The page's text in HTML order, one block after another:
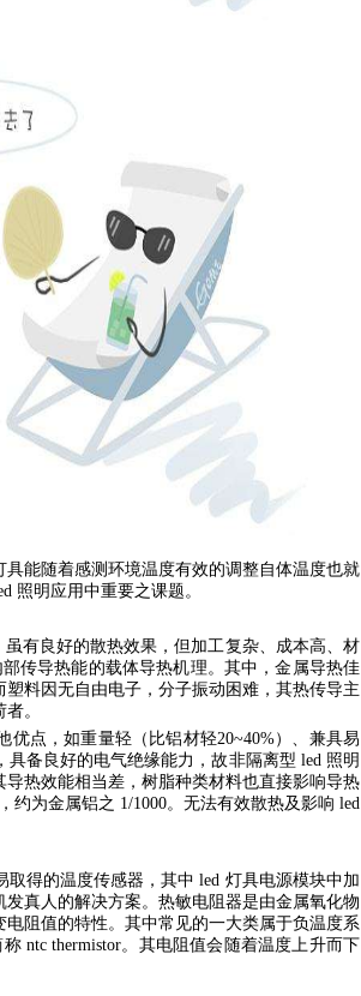
能随着感测环境温度有效的调整自体温度也就
照明应用中重要之课题。
有良好的散热效果，但加工复杂、成本高、材
传导热能的载体导热机理。其中，金属导热佳
料因无自由电子，分子振动困难，其热传导主
。
点，如重量轻（比铝材轻20~40%）、兼具易
备良好的电气绝缘能力，故非隔离型 led 照明
热效能相当差，树脂种类材料也直接影响导热
约为金属铝之 1/1000。无法有效散热及影响 led
得的温度传感器，其中 led 灯具电源模块中加
真人的解决方案。热敏电阻器是由金属氧化物
阻值的特性。其中常见的一大类属于负温度系
ntc thermistor。其电阻值会随着温度上升而下